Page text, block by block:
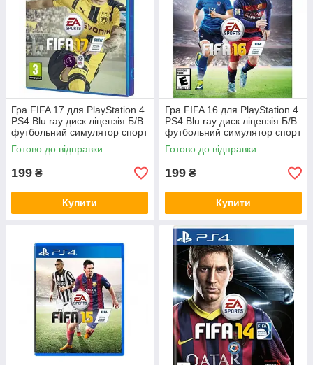
Гра FIFA 17 для PlayStation 4
PS4 Blu ray диск ліцензія Б/В
футбольний симулятор спорт
режим Історія Frostbite
Готово до відправки
199 ₴
Купити
Гра FIFA 16 для PlayStation 4
PS4 Blu ray диск ліцензія Б/В
футбольний симулятор спорт
режим тренера мультиплеєр
Готово до відправки
199 ₴
Купити